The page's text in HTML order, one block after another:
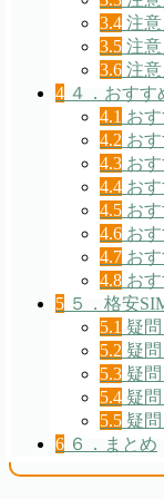
3.4 注
3.5 注
3.6 注
4 ４．おすす
4.1 お
4.2 お
4.3 お
4.4 お
4.5 お
4.6 お
4.7 お
4.8 お
5 ５．格安
5.1 疑
5.2 疑
5.3 疑
5.4 疑
5.5 疑
6 ６．まとめ